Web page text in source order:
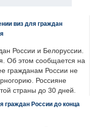
виз для граждан
России и Белоруссии.
Об этом сообщается на
гражданам России не
Россияне
страны до 30 дней.
граждан России до конца